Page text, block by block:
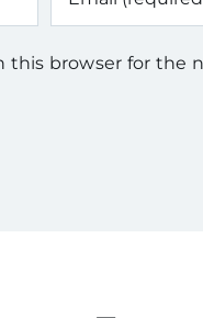
this browser for the